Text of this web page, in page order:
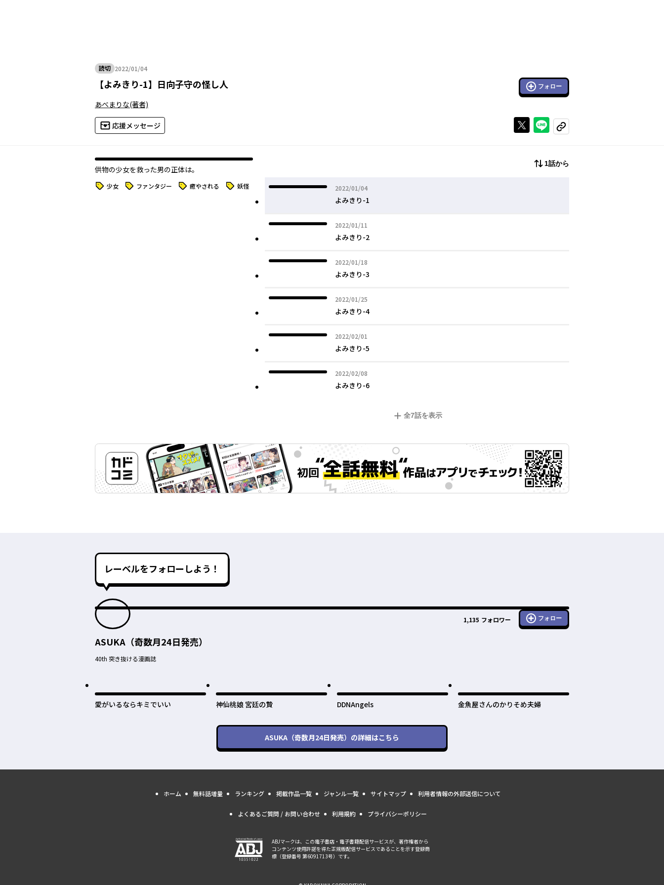
読切 2022/01/04
2022年01月04日
【よみきり-1】 日向子守の怪し人 フォロー
あべまりな(著者)
応援メッセージ Xで投稿するラインでシェアする
コピーする
供物の少女を救った男の正体は――。
タグ 少女 タグ ファンタジー タグ 癒やされる タグ 妖怪
1話から
2022/01/04
2022年01月04日
よみきり-1
2022/01/11
2022年01月11日
よみきり-2
2022/01/18
2022年01月18日
よみきり-3
2022/01/25
2022年01月25日
よみきり-4
2022/02/01
2022年02月01日
よみきり-5
2022/02/08
2022年02月08日
よみきり-6
全7話を表示
レーベルをフォローしよう！
1,135 フォロワー フォロー
ASUKA（奇数月24日発売）
40th 突き抜ける漫画誌
愛がいるならキミでいい 神仙桃娘 宮廷の贄 DDNAngels 金魚屋さんのかりそめ夫婦
ASUKA（奇数月24日発売） の詳細はこちら
ホーム 無料話増量 ランキング 掲載作品一覧 ジャンル一覧 サイトマップ 利用者情報の外部送信について
よくあるご質問 / お問い合わせ 利用規約 プライバシーポリシー
ABJマークは、この電子書店・電子書籍配信サービスが、著作権者から
コンテンツ使用許諾を得た正規版配信サービスであることを示す登録商
標（登録番号 第6091713号）です。